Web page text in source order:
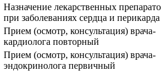
Назначение лекарственных
при заболеваниях сердца и перикарда
Прием (осмотр, консультация) врача-
кардиолога повторный
Прием (осмотр, консультация) врача-
эндокринолога первичный